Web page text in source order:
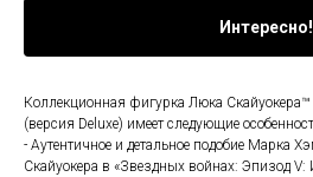
Интересно!
Коллекционная фигурка Люка
(версия Deluxe) имеет следующие
- Аутентичное и детальное подобие Марка
Скайуокера в «Звездных войнах: Эпизод